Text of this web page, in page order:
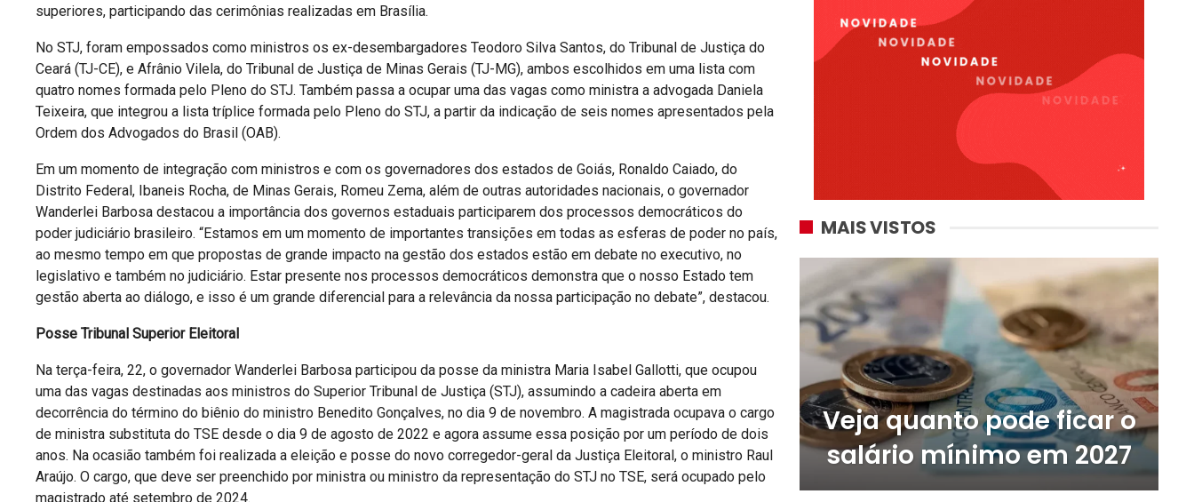
superiores, participando das cerimônias realizadas em Brasília.
No STJ, foram empossados como ministros os ex-desembargadores Teodoro Silva Santos, do Tribunal de Justiça do
Ceará (TJ-CE), e Afrânio Vilela, do Tribunal de Justiça de Minas Gerais (TJ-MG), ambos escolhidos em uma lista com
quatro nomes formada pelo Pleno do STJ. Também passa a ocupar uma das vagas como ministra a advogada Daniela
Teixeira, que integrou a lista tríplice formada pelo Pleno do STJ, a partir da indicação de seis nomes apresentados pela
Ordem dos Advogados do Brasil (OAB).
Em um momento de integração com ministros e com os governadores dos estados de Goiás, Ronaldo Caiado, do
Distrito Federal, Ibaneis Rocha, de Minas Gerais, Romeu Zema, além de outras autoridades nacionais, o governador
Wanderlei Barbosa destacou a importância dos governos estaduais participarem dos processos democráticos do
poder judiciário brasileiro. “Estamos em um momento de importantes transições em todas as esferas de poder no país,
ao mesmo tempo em que propostas de grande impacto na gestão dos estados estão em debate no executivo, no
legislativo e também no judiciário. Estar presente nos processos democráticos demonstra que o nosso Estado tem
gestão aberta ao diálogo, e isso é um grande diferencial para a relevância da nossa participação no debate”, destacou.
Posse Tribunal Superior Eleitoral
Na terça-feira, 22, o governador Wanderlei Barbosa participou da posse da ministra Maria Isabel Gallotti, que ocupou
uma das vagas destinadas aos ministros do Superior Tribunal de Justiça (STJ), assumindo a cadeira aberta em
decorrência do término do biênio do ministro Benedito Gonçalves, no dia 9 de novembro. A magistrada ocupava o cargo
de ministra substituta do TSE desde o dia 9 de agosto de 2022 e agora assume essa posição por um período de dois
anos. Na ocasião também foi realizada a eleição e posse do novo corregedor-geral da Justiça Eleitoral, o ministro Raul
Araújo. O cargo, que deve ser preenchido por ministra ou ministro da representação do STJ no TSE, será ocupado pelo
magistrado até setembro de 2024.
MAIS VISTOS
Veja quanto pode ficar o
salário mínimo em 2027